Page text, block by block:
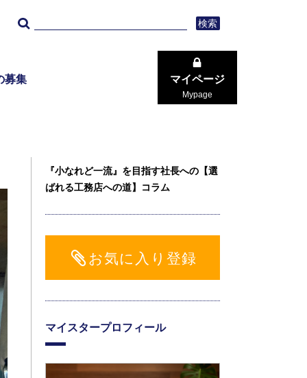
検索
募集 マイページ
Mypage
『小なれど一流』を目指す社長への【選
ばれる工務店への道】コラム
お気に入り登録
マイスタープロフィール